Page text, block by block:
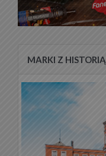
MARKI Z HISTORIĄ